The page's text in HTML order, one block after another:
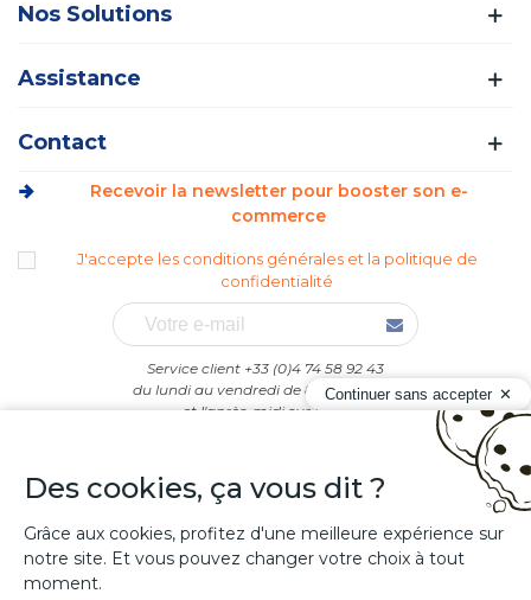
Nos Solutions
Assistance
Contact
Recevoir la newsletter pour booster son e-
commerce
J'accepte les conditions générales et la politique de
confidentialité
Service client +33 (0)4 74 58 92 43
du lundi au vendredi de 8h30 à 12h00
et l'après-midi sur RDV.
Continuer sans accepter
Des cookies, ça vous dit ?
Grâce aux cookies, profitez d'une meilleure expérience sur
notre site. Et vous pouvez changer votre choix à tout
moment.